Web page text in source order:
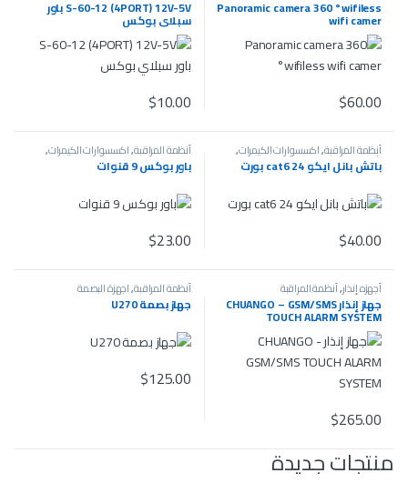
Panoramic camera 360 °wifiless
wifi camer
$60.00
S-60-12 (4PORT) 12V-5V باور
سبلاي بوكس
$10.00
أنظمة المراقبة,اكسسوارات الكيمرات,
شبكات,كاميرات
باتش بانل ايكو cat6 24 بورت
$40.00
أنظمة المراقبة,اكسسوارات الكيمرات,
كاميرات
باور بوكس 9 قنوات
$23.00
أجهزه إنذار,أنظمة المراقبة
جهاز إنذار CHUANGO – GSM/SMS
TOUCH ALARM SYSTEM
$265.00
أنظمة المراقبة,اجهزة البصمة
جهاز بصمة U270
$125.00
منتجات جديدة